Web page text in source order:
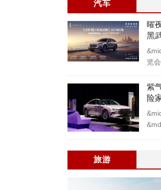
汽车
曜
黑
市
览
紫
险
肯
旅游